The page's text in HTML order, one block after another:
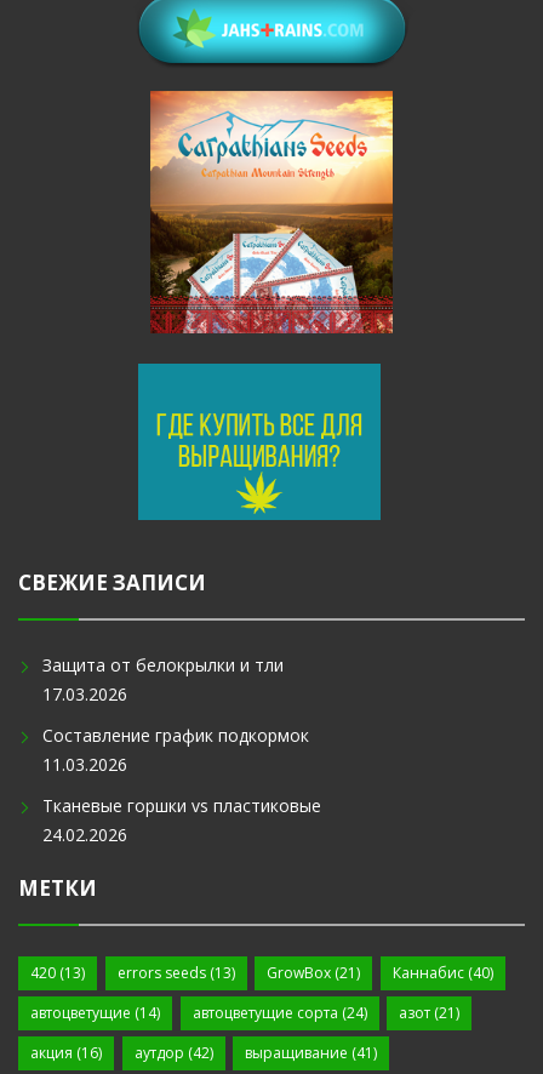
СВЕЖИЕ ЗАПИСИ
Защита от белокрылки и тли
17.03.2026
Составление график подкормок
11.03.2026
Тканевые горшки vs пластиковые
24.02.2026
МЕТКИ
420 (13) errors seeds(13) GrowBox (21) Каннабис(40)
автоцветущие (14) автоцветущие сорта (24) азот (21)
акция (16) аутдор (42) выращивание (41)